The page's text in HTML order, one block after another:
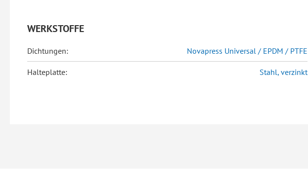
WERKSTOFFE
Dichtungen: Novapress Universal / EPDM / PTFE
Halteplatte: Stahl, verzinkt